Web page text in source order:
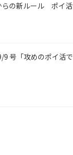
らの新ルール ポイ活
9 号「攻めのポイ活で